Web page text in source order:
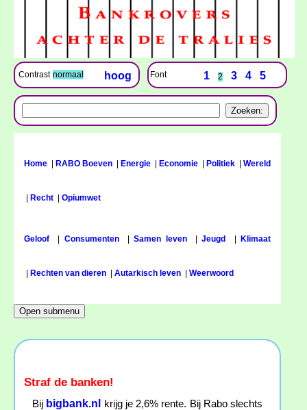
Contrast normaal hoog Font 1 2 3 4 5
Home RABO Boeven Energie Economie Politiek Wereld
Recht Opiumwet
Geloof Consumenten|Samen leven|Jeugd Klimaat
Rechten van dieren Autarkisch leven Weerwoord
Straf de banken!
Bij bigbank.nl
krijg je 2,6% rente. Bij Rabo slechts